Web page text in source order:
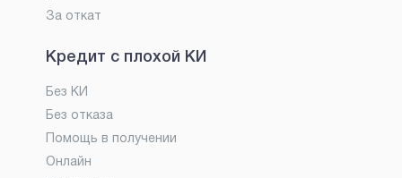
За откат
Кредит с плохой КИ
Без КИ
Без отказа
Помощь в получении
Онлайн